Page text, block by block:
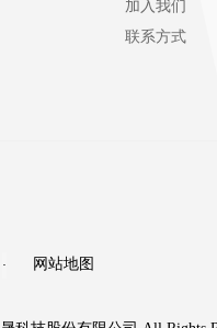
加入我们
联系方式
· 网站地图